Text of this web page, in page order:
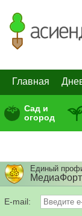
Главная
Сад и
огород
Единый
МедиаФорт
E-mail: